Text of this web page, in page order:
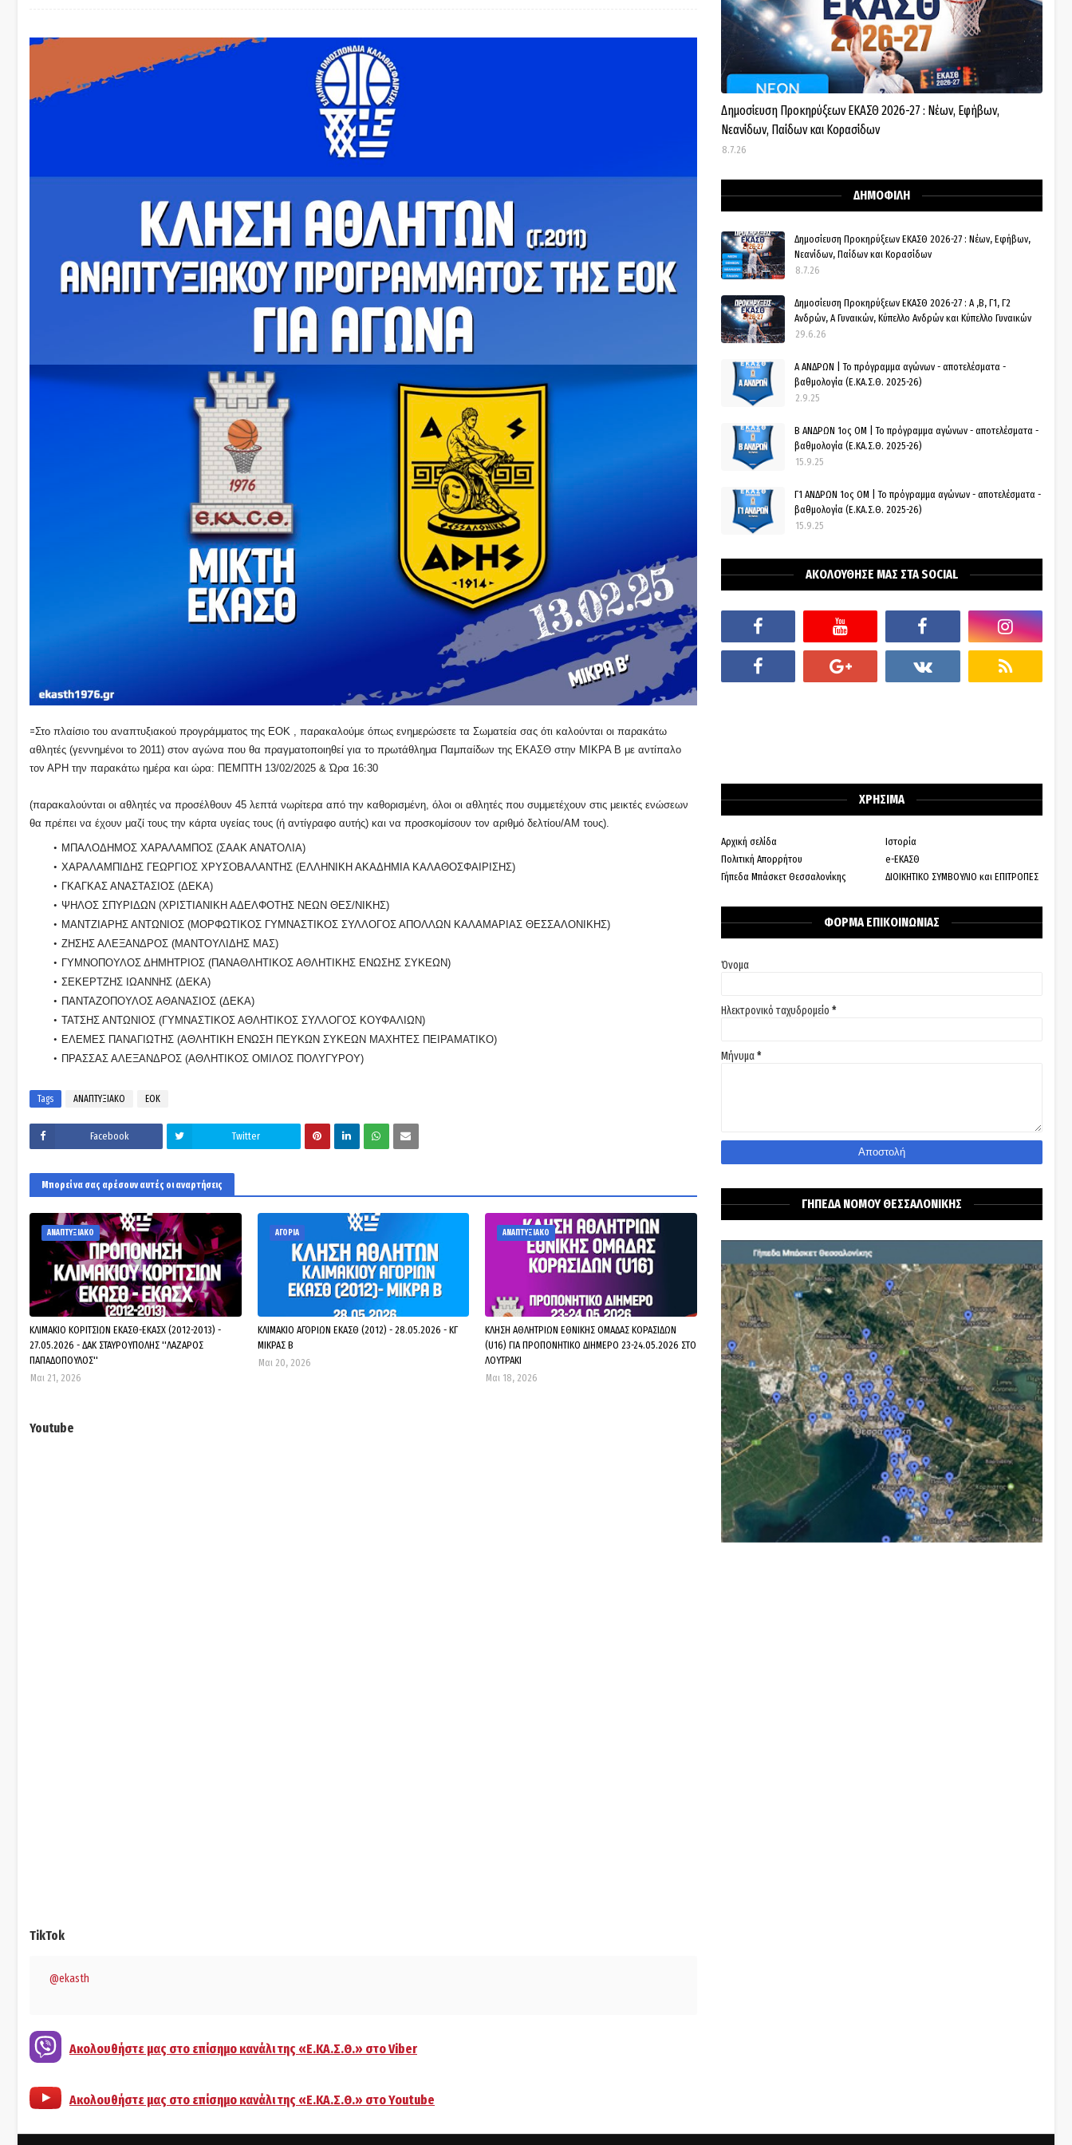
=Στο πλαίσιο του αναπτυξιακού προγράμματος της ΕΟΚ , παρακαλούμε όπως ενημερώσετε τα Σωματεία σας ότι καλούνται οι παρακάτω
αθλητές (γεννημένοι το 2011) στον αγώνα που θα πραγματοποιηθεί για το πρωτάθλημα Παμπαίδων της ΕΚΑΣΘ στην ΜΙΚΡΑ Β με αντίπαλο
τον ΑΡΗ την παρακάτω ημέρα και ώρα: ΠΕΜΠΤΗ 13/02/2025 & Ώρα 16:30
(παρακαλούνται οι αθλητές να προσέλθουν 45 λεπτά νωρίτερα από την καθορισμένη, όλοι οι αθλητές που συμμετέχουν στις μεικτές ενώσεων
θα πρέπει να έχουν μαζί τους την κάρτα υγείας τους (ή αντίγραφο αυτής) και να προσκομίσουν τον αριθμό δελτίου/ΑΜ τους).
ΜΠΑΛΟΔΗΜΟΣ ΧΑΡΑΛΑΜΠΟΣ (ΣΑΑΚ ΑΝΑΤΟΛΙΑ)
ΧΑΡΑΛΑΜΠΙΔΗΣ ΓΕΩΡΓΙΟΣ ΧΡΥΣΟΒΑΛΑΝΤΗΣ (ΕΛΛΗΝΙΚΗ ΑΚΑΔΗΜΙΑ ΚΑΛΑΘΟΣΦΑΙΡΙΣΗΣ)
ΓΚΑΓΚΑΣ ΑΝΑΣΤΑΣΙΟΣ (ΔΕΚΑ)
ΨΗΛΟΣ ΣΠΥΡΙΔΩΝ (ΧΡΙΣΤΙΑΝΙΚΗ ΑΔΕΛΦΟΤΗΣ ΝΕΩΝ ΘΕΣ/ΝΙΚΗΣ)
ΜΑΝΤΖΙΑΡΗΣ ΑΝΤΩΝΙΟΣ (ΜΟΡΦΩΤΙΚΟΣ ΓΥΜΝΑΣΤΙΚΟΣ ΣΥΛΛΟΓΟΣ ΑΠΟΛΛΩΝ ΚΑΛΑΜΑΡΙΑΣ ΘΕΣΣΑΛΟΝΙΚΗΣ)
ΖΗΣΗΣ ΑΛΕΞΑΝΔΡΟΣ (ΜΑΝΤΟΥΛΙΔΗΣ ΜΑΣ)
ΓΥΜΝΟΠΟΥΛΟΣ ΔΗΜΗΤΡΙΟΣ (ΠΑΝΑΘΛΗΤΙΚΟΣ ΑΘΛΗΤΙΚΗΣ ΕΝΩΣΗΣ ΣΥΚΕΩΝ)
ΣΕΚΕΡΤΖΗΣ ΙΩΑΝΝΗΣ (ΔΕΚΑ)
ΠΑΝΤΑΖΟΠΟΥΛΟΣ ΑΘΑΝΑΣΙΟΣ (ΔΕΚΑ)
ΤΑΤΣΗΣ ΑΝΤΩΝΙΟΣ (ΓΥΜΝΑΣΤΙΚΟΣ ΑΘΛΗΤΙΚΟΣ ΣΥΛΛΟΓΟΣ ΚΟΥΦΑΛΙΩΝ)
ΕΛΕΜΕΣ ΠΑΝΑΓΙΩΤΗΣ (ΑΘΛΗΤΙΚΗ ΕΝΩΣΗ ΠΕΥΚΩΝ ΣΥΚΕΩΝ ΜΑΧΗΤΕΣ ΠΕΙΡΑΜΑΤΙΚΟ)
ΠΡΑΣΣΑΣ ΑΛΕΞΑΝΔΡΟΣ (ΑΘΛΗΤΙΚΟΣ ΟΜΙΛΟΣ ΠΟΛΥΓΥΡΟΥ)
Tags ΑΝΑΠΤΥΞΙΑΚΟ ΕΟΚ
Facebook Twitter
Μπορεί να σας αρέσουν αυτές οι αναρτήσεις
ΑΝΑΠΤΥΞΙΑΚΟ
ΚΛΙΜΑΚΙΟ ΚΟΡΙΤΣΙΩΝ ΕΚΑΣΘ-ΕΚΑΣΧ (2012-2013) -
27.05.2026 - ΔΑΚ ΣΤΑΥΡΟΥΠΟΛΗΣ ''ΛΑΖΑΡΟΣ
ΠΑΠΑΔΟΠΟΥΛΟΣ''
Μαι 21, 2026
ΑΓΟΡΙΑ
ΚΛΙΜΑΚΙΟ ΑΓΟΡΙΩΝ ΕΚΑΣΘ (2012) - 28.05.2026 - ΚΓ
ΜΙΚΡΑΣ Β
Μαι 20, 2026
ΑΝΑΠΤΥΞΙΑΚΟ
ΚΛΗΣΗ ΑΘΛΗΤΡΙΩΝ ΕΘΝΙΚΗΣ ΟΜΑΔΑΣ ΚΟΡΑΣΙΔΩΝ
(U16) ΓΙΑ ΠΡΟΠΟΝΗΤΙΚΟ ΔΙΗΜΕΡΟ 23-24.05.2026 ΣΤΟ
ΛΟΥΤΡΑΚΙ
Μαι 18, 2026
Youtube
TikTok
@ekasth
Ακολουθήστε μας στο επίσημο κανάλι της «Ε.ΚΑ.Σ.Θ.» στο Viber
Ακολουθήστε μας στο επίσημο κανάλι της «Ε.ΚΑ.Σ.Θ.» στο Youtube
Δημοσίευση Προκηρύξεων ΕΚΑΣΘ 2026-27 : Νέων, Εφήβων,
Νεανίδων, Παίδων και Κορασίδων
8.7.26
ΔΗΜΟΦΙΛΗ
Δημοσίευση Προκηρύξεων ΕΚΑΣΘ 2026-27 : Νέων, Εφήβων,
Νεανίδων, Παίδων και Κορασίδων
8.7.26
Δημοσίευση Προκηρύξεων ΕΚΑΣΘ 2026-27 : Α ,Β, Γ1, Γ2
Ανδρών, Α Γυναικών, Κύπελλο Ανδρών και Κύπελλο Γυναικών
29.6.26
Α ΑΝΔΡΩΝ | Το πρόγραμμα αγώνων - αποτελέσματα -
βαθμολογία (Ε.ΚΑ.Σ.Θ. 2025-26)
2.9.25
Β ΑΝΔΡΩΝ 1ος ΟΜ | Το πρόγραμμα αγώνων - αποτελέσματα -
βαθμολογία (Ε.ΚΑ.Σ.Θ. 2025-26)
15.9.25
Γ1 ΑΝΔΡΩΝ 1ος ΟΜ | Το πρόγραμμα αγώνων - αποτελέσματα -
βαθμολογία (Ε.ΚΑ.Σ.Θ. 2025-26)
15.9.25
ΑΚΟΛΟΥΘΗΣΕ ΜΑΣ ΣΤΑ SOCIAL
ΧΡΗΣΙΜΑ
Αρχική σελίδα
Ιστορία
Πολιτική Απορρήτου
e-ΕΚΑΣΘ
Γήπεδα Μπάσκετ Θεσσαλονίκης
ΔΙΟΙΚΗΤΙΚΟ ΣΥΜΒΟΥΛΙΟ και ΕΠΙΤΡΟΠΕΣ
ΦΟΡΜΑ ΕΠΙΚΟΙΝΩΝΙΑΣ
Όνομα
Ηλεκτρονικό ταχυδρομείο *
Μήνυμα*
ΓΗΠΕΔΑ ΝΟΜΟΥ ΘΕΣΣΑΛΟΝΙΚΗΣ